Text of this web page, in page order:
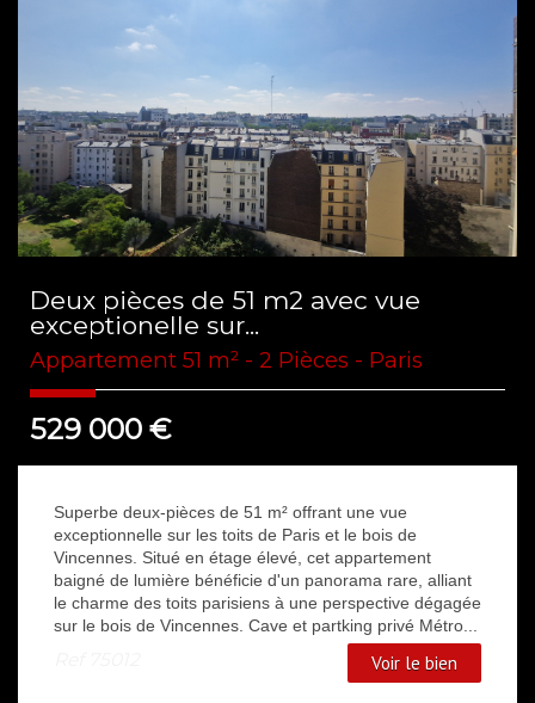
Deux pièces de 51 m2 avec vue
exceptionelle sur...
Appartement 51 m² - 2 Pièces - Paris
529 000 €
Superbe deux-pièces de 51 m² offrant une vue
exceptionnelle sur les toits de Paris et le bois de
Vincennes. Situé en étage élevé, cet appartement
baigné de lumière bénéficie d'un panorama rare, alliant
le charme des toits parisiens à une perspective dégagée
sur le bois de Vincennes. Cave et partking privé Métro...
Voir le bien